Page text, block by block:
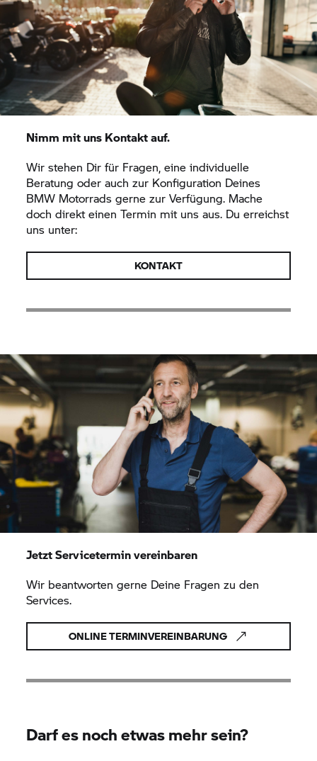
Nimm mit uns Kontakt auf.
Wir stehen Dir für Fragen, eine individuelle
Beratung oder auch zur Konfiguration Deines
BMW Motorrads gerne zur Verfügung. Mache
doch direkt einen Termin mit uns aus. Du erreichst
uns unter:
KONTAKT
Jetzt Servicetermin vereinbaren
Wir beantworten gerne Deine Fragen zu den
Services.
ONLINE TERMINVEREINBARUNG
Darf es noch etwas mehr sein?